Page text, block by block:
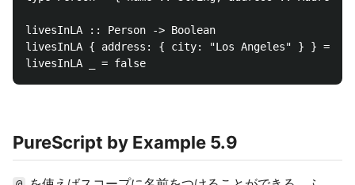
livesInLA :: Person -> Boolean
livesInLA { address: { city: "Los Angeles" } } =
PureScript by Example 5.9